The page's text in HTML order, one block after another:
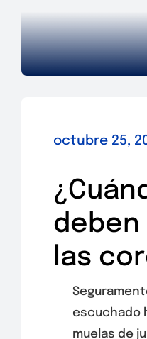
octubre 25,
las
escuchado
muelas de